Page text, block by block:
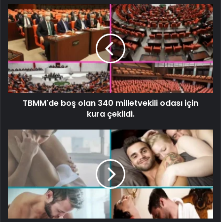
TBMM'de boş olan 340 milletvekili odası için
kura çekildi.